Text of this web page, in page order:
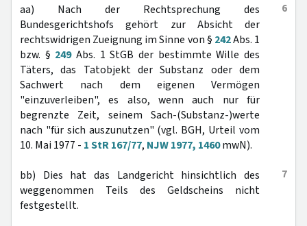
6
aa) Nach der Rechtsprechung des
Bundesgerichtshofs gehört zur Absicht der
rechtswidrigen Zueignung im Sinne von § 242Abs. 1
bzw. § 249Abs. 1 StGB der bestimmte Wille des
Täters, das Tatobjekt der Substanz oder dem
Sachwert nach dem eigenen Vermögen
"einzuverleiben", es also, wenn auch nur für
begrenzte Zeit, seinem Sach-(Substanz-)werte
nach "für sich auszunutzen" (vgl. BGH, Urteil vom
10. Mai 1977 - 1 StR 167/77, NJW 1977, 1460mwN).
7
bb) Dies hat das Landgericht hinsichtlich des
weggenommen Teils des Geldscheins nicht
festgestellt.